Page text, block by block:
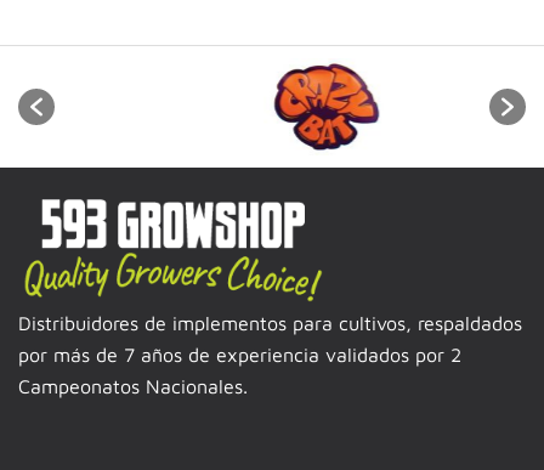
Distribuidores de implementos para cultivos, respaldados
por más de 7 años de experiencia validados por 2
Campeonatos Nacionales.